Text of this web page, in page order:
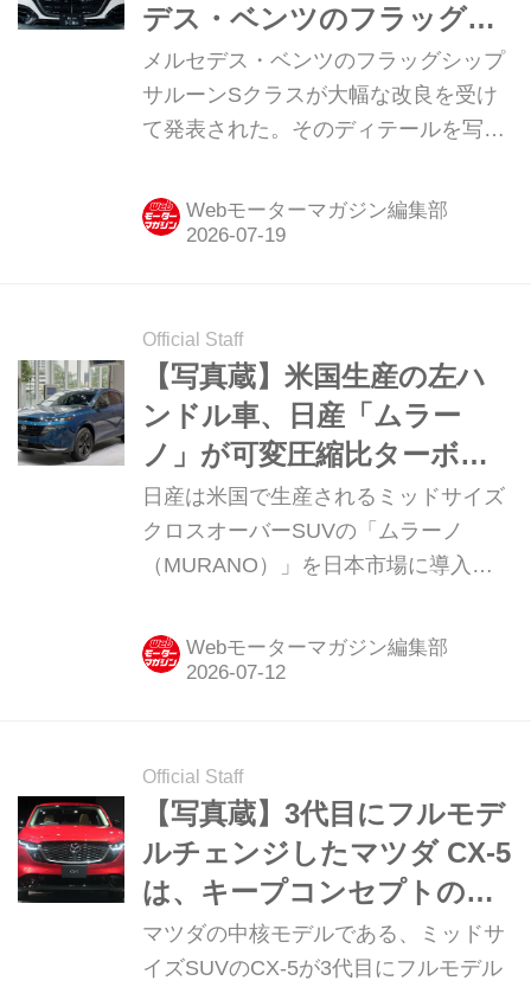
デス・ベンツのフラッグシ
ップ サルーン「Sクラス」
メルセデス・ベンツのフラッグシップ
サルーンSクラスが大幅な改良を受け
て発表された。そのディテールを写真
Webモーターマガジン編集部
Official Staff
【写真蔵】米国生産の左ハ
ンドル車、日産「ムラー
ノ」が可変圧縮比ターボエ
ンジン＋フルタイム4WD搭
載で日本にやって来る
日産は米国で生産されるミッドサイズ
クロスオーバーSUVの「ムラーノ
（MURANO）」を日本市場に導入
ールを写真で紹介しよう。
Webモーターマガジン編集部
Official Staff
【写真蔵】3代目にフルモデ
ルチェンジしたマツダ CX-5
は、キープコンセプトのシ
ルエットでもディテールは
大違い
マツダの中核モデルである、ミッドサ
イズSUVのCX-5が3代目にフルモデル